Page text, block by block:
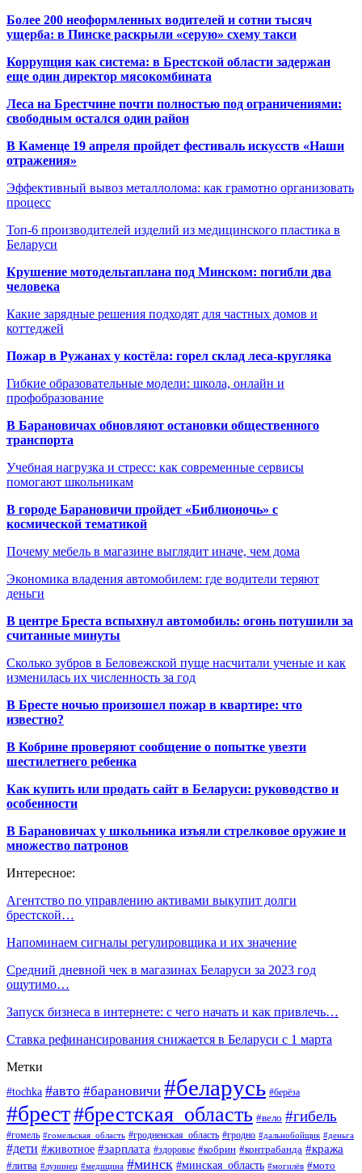
Более 200 неоформленных водителей и сотни тысяч
ущерба: в Пинске раскрыли «серую» схему такси
Коррупция как система: в Брестской области задержан
еще один директор мясокомбината
Леса на Брестчине почти полностью под ограничениями:
свободным остался один район
В Каменце 19 апреля пройдет фестиваль искусств «Наши
отражения»
Эффективный вывоз металлолома: как грамотно организовать
процесс
Топ-6 производителей изделий из медицинского пластика в
Беларуси
Крушение мотодельтаплана под Минском: погибли два
человека
Какие зарядные решения подходят для частных домов и
коттеджей
Пожар в Ружанах у костёла: горел склад леса-кругляка
Гибкие образовательные модели: школа, онлайн и
профобразование
В Барановичах обновляют остановки общественного
транспорта
Учебная нагрузка и стресс: как современные сервисы
помогают школьникам
В городе Барановичи пройдет «Библионочь» с
космической тематикой
Почему мебель в магазине выглядит иначе, чем дома
Экономика владения автомобилем: где водители теряют
деньги
В центре Бреста вспыхнул автомобиль: огонь потушили за
считанные минуты
Сколько зубров в Беловежской пуще насчитали ученые и как
изменилась их численность за год
В Бресте ночью произошел пожар в квартире: что
известно?
В Кобрине проверяют сообщение о попытке увезти
шестилетнего ребенка
Как купить или продать сайт в Беларуси: руководство и
особенности
В Барановичах у школьника изъяли стрелковое оружие и
множество патронов
Интересное:
Агентство по управлению активами выкупит долги
брестской…
Напоминаем сигналы регулировщика и их значение
Средний дневной чек в магазинах Беларуси за 2023 год
ощутимо…
Запуск бизнеса в интернете: c чего начать и как привлечь…
Ставка рефинансирования снижается в Беларуси с 1 марта
Метки
#tochka #авто #барановичи #беларусь #берёза
#брест#брестская_область #вело #гибель
#гомель #гомельская_область #гродненская_область #гродно #дальнобойщик #деньга
#дети #животное #зарплата #здоровье #кобрин #контрабанда #кража
#литва #лунинец #медицина #минск #минская_область #могилёв #мото